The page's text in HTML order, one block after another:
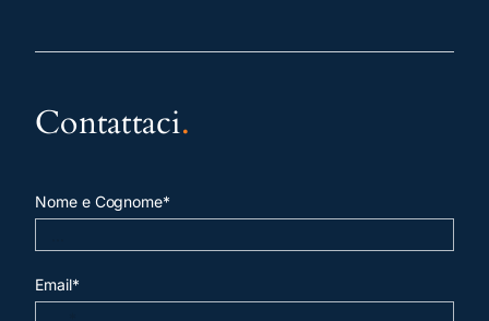
Contattaci.
Nome e Cognome*
Email*